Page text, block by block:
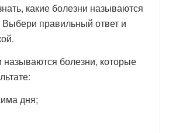
какие болезни называются
правильный ответ и
болезни, которые
дня;